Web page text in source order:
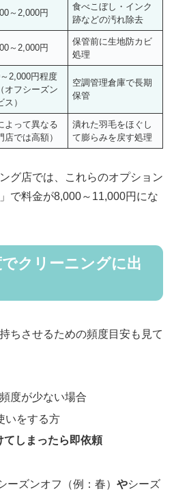
～2,000円
食べこぼし・インク
跡などの汚れ除去
～2,000円
保管前に生地防カビ
処理
2,000円程度
オフシーズン
ス）
空調管理倉庫で長期
保管
よって異なる
店では高額）
潰れた羽毛をほぐし
て膨らみを戻す処理
グ店では、これらのオプション
で料金が8,000～11,000円にな
クリーニングに出
ちさせるための頻度目安も見て
頻度が少ない場合
いをする方
てしまったら即依頼
ーズンオフ（例：春） やシーズ